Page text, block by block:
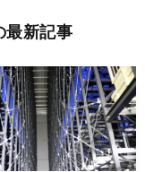
最新記事